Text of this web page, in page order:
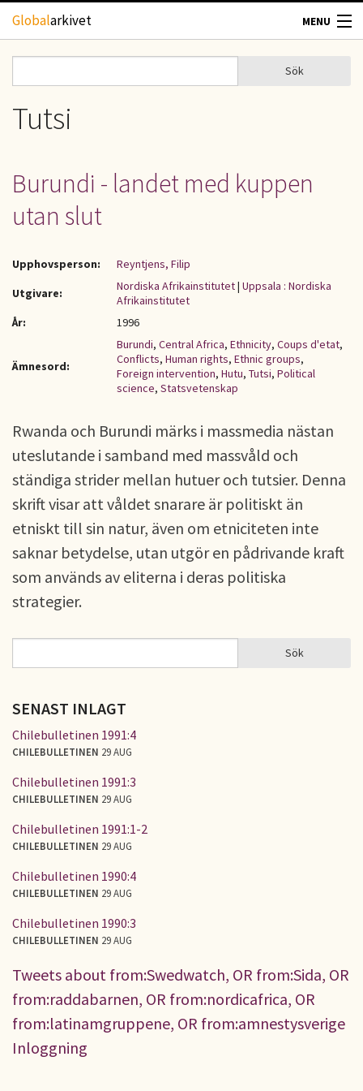
Hoppa till huvudinnehåll
Globalarkivet MENU
TIDSKRIFTER
UPPHOVSRÄTT
Sökformulär
Sök
Tutsi
Burundi - landet med kuppen
utan slut
Upphovsperson:
Reyntjens, Filip
Utgivare:
Nordiska Afrikainstitutet| Uppsala : Nordiska
Afrikainstitutet
År:
1996
Ämnesord:
Burundi, Central Africa, Ethnicity, Coups d'etat,
Conflicts, Human rights, Ethnic groups,
Foreign intervention, Hutu, Tutsi, Political
science, Statsvetenskap
Rwanda och Burundi märks i massmedia nästan
uteslutande i samband med massvåld och
ständiga strider mellan hutuer och tutsier. Denna
skrift visar att våldet snarare är politiskt än
etniskt till sin natur, även om etniciteten inte
saknar betydelse, utan utgör en pådrivande kraft
som används av eliterna i deras politiska
strategier.
SÖKFORMULÄR Sök
SENAST INLAGT
Chilebulletinen 1991:4
CHILEBULLETINEN 29 AUG
Chilebulletinen 1991:3
CHILEBULLETINEN 29 AUG
Chilebulletinen 1991:1-2
CHILEBULLETINEN 29 AUG
Chilebulletinen 1990:4
CHILEBULLETINEN 29 AUG
Chilebulletinen 1990:3
CHILEBULLETINEN 29 AUG
Tweets about from:Swedwatch, OR from:Sida, OR
from:raddabarnen, OR from:nordicafrica, OR
from:latinamgruppene, OR from:amnestysverige
Inloggning